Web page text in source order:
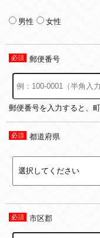
男性 女性
郵便番号
郵便番号を入力すると、
都道府県
市区郡